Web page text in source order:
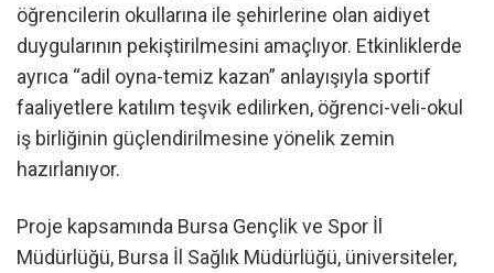
öğrencilerin okullarına ile şehirlerine olan aidiyet
duygularının pekiştirilmesini amaçlıyor. Etkinliklerde
ayrıca “adil oyna-temiz kazan” anlayışıyla sportif
faaliyetlere katılım teşvik edilirken, öğrenci-veli-okul
iş birliğinin güçlendirilmesine yönelik zemin
hazırlanıyor.
Proje kapsamında Bursa Gençlik ve Spor İl
Müdürlüğü, Bursa İl Sağlık Müdürlüğü, üniversiteler,